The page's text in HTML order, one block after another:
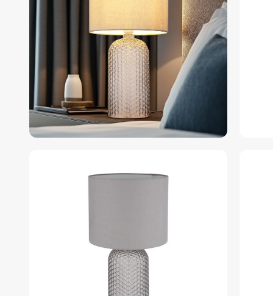
springen